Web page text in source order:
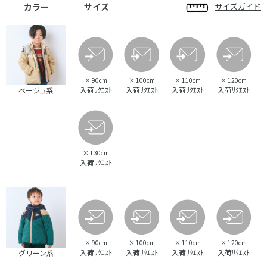
カラー サイズ サイズガイド
ベージュ系
× 90cm
入荷ﾘｸｴｽﾄ
× 100cm
入荷ﾘｸｴｽﾄ
× 110cm
入荷ﾘｸｴｽﾄ
× 120cm
入荷ﾘｸｴｽﾄ
× 130cm
入荷ﾘｸｴｽﾄ
グリーン系
× 90cm
入荷ﾘｸｴｽﾄ
× 100cm
入荷ﾘｸｴｽﾄ
× 110cm
入荷ﾘｸｴｽﾄ
× 120cm
入荷ﾘｸｴｽﾄ